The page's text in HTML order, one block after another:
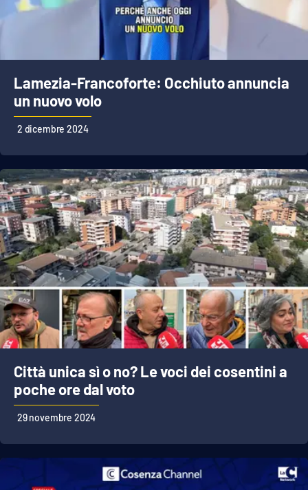
Lamezia-Francoforte: Occhiuto annuncia
un nuovo volo
2 dicembre 2024
Città unica sì o no? Le voci dei cosentini a
poche ore dal voto
29 novembre 2024